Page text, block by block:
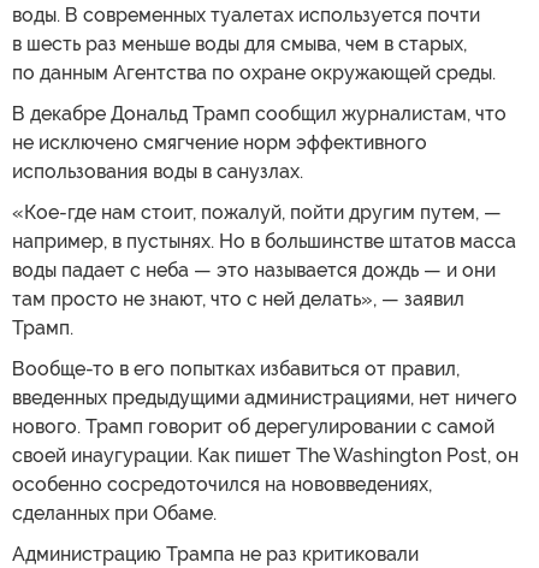
воды. В современных туалетах используется почти
в шесть раз меньше воды для смыва, чем в старых,
по данным Агентства по охране окружающей среды.
В декабре Дональд Трамп сообщил журналистам, что
не исключено смягчение норм эффективного
использования воды в санузлах.
«Кое-где нам стоит, пожалуй, пойти другим путем, —
например, в пустынях. Но в большинстве штатов масса
воды падает с неба — это называется дождь — и они
там просто не знают, что с ней делать», — заявил
Трамп.
Вообще-то в его попытках избавиться от правил,
введенных предыдущими администрациями, нет ничего
нового. Трамп говорит об дерегулировании с самой
своей инаугурации. Как пишет The Washington Post, он
особенно сосредоточился на нововведениях,
сделанных при Обаме.
Администрацию Трампа не раз критиковали